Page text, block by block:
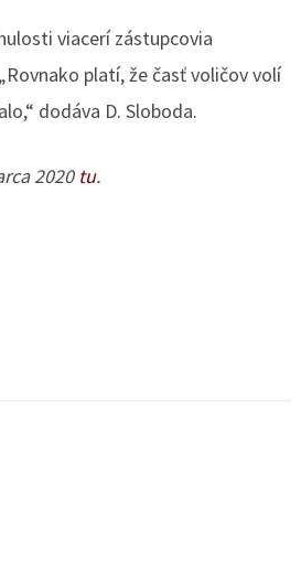
viacerí zástupcovia
platí, že časť voličov volí
dodáva D. Sloboda.
2020 tu.